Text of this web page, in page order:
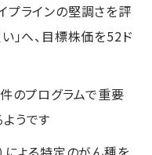
プラインの堅調さを評
」へ、目標株価を52ド
のプログラムで重要
うです